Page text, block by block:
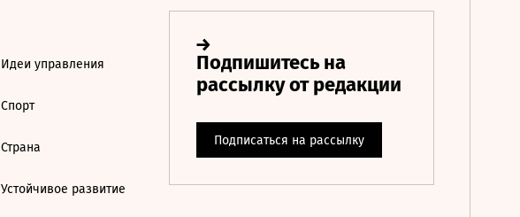
Идеи управления
Спорт
Страна
Устойчивое развитие